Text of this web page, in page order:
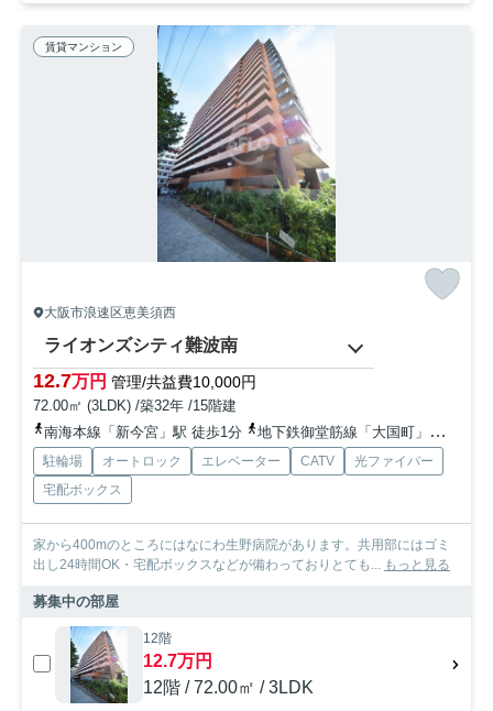
賃貸マンション
大阪市浪速区恵美須西
ライオンズシティ難波南
12.7万円 管理/共益費10,000円
72.00㎡ (3LDK) /築32年 /15階建
南海本線「新今宮」駅 徒歩1分
地下鉄御堂筋線「大国町」駅 徒歩9分
駐輪場 オートロック エレベーター CATV
光ファイバー
宅配ボックス
家から400mのところにはなにわ生野病院があります。共用部にはゴミ
出し24時間OK・宅配ボックスなどが備わっておりとても... もっと見る
募集中の部屋
12階
12.7万円
12階 / 72.00㎡ / 3LDK